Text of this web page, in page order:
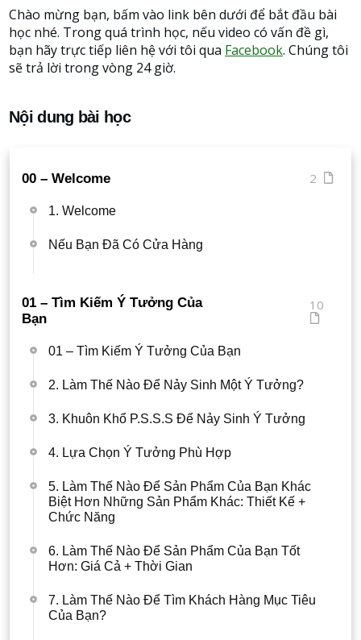
Chào mừng bạn, bấm vào link bên dưới để bắt đầu bài
học nhé. Trong quá trình học, nếu video có vấn đề gì,
bạn hãy trực tiếp liên hệ với tôi qua Facebook. Chúng tôi
sẽ trả lời trong vòng 24 giờ.
Nội dung bài học
00 – Welcome 2
1. Welcome
Nếu Bạn Đã Có Cửa Hàng
01 – Tìm Kiếm Ý Tưởng Của
Bạn
10
01 – Tìm Kiếm Ý Tưởng Của Bạn
2. Làm Thế Nào Để Nảy Sinh Một Ý Tưởng?
3. Khuôn Khổ P.S.S.S Để Nảy Sinh Ý Tưởng
4. Lựa Chọn Ý Tưởng Phù Hợp
5. Làm Thế Nào Để Sản Phẩm Của Bạn Khác
Biệt Hơn Những Sản Phẩm Khác: Thiết Kế +
Chức Năng
6. Làm Thế Nào Để Sản Phẩm Của Bạn Tốt
Hơn: Giá Cả + Thời Gian
7. Làm Thế Nào Để Tìm Khách Hàng Mục Tiêu
Của Bạn?